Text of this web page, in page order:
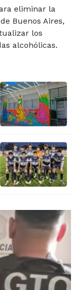
eliminar la
Buenos Aires,
los
alcohólicas.